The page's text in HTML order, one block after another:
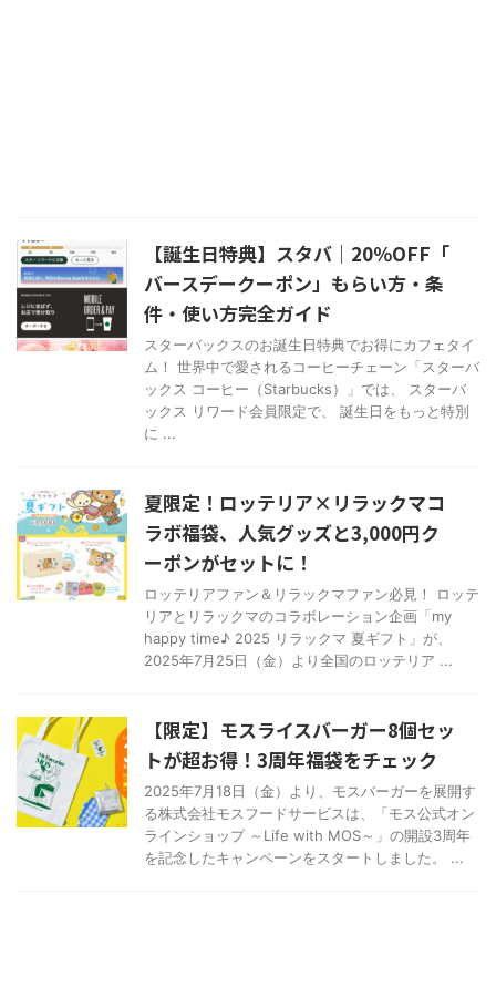
【誕生日特典】スタバ｜20％OFF「
バースデークーポン」もらい方・条
件・使い方完全ガイド
スターバックスのお誕生日特典でお得にカフェタイ
ム！ 世界中で愛されるコーヒーチェーン「スターバ
ックス コーヒー（Starbucks）」では、 スターバ
ックス リワード会員限定で、 誕生日をもっと特別
に ...
夏限定！ロッテリア×リラックマコ
ラボ福袋、人気グッズと3,000円ク
ーポンがセットに！
ロッテリアファン＆リラックマファン必見！ ロッテ
リアとリラックマのコラボレーション企画「my
happy time♪ 2025 リラックマ 夏ギフト」が、
2025年7月25日（金）より全国のロッテリア ...
【限定】モスライスバーガー8個セッ
トが超お得！3周年福袋をチェック
2025年7月18日（金）より、モスバーガーを展開す
る株式会社モスフードサービスは、「モス公式オン
ラインショップ ～Life with MOS～」の開設3周年
を記念したキャンペーンをスタートしました。 ...